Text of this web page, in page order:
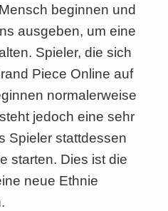
beginnen und
ausgeben, um eine
Spieler, die sich
Piece Online auf
normalerweise
jedoch eine sehr
Spieler stattdessen
starten. Dies ist die
neue Ethnie